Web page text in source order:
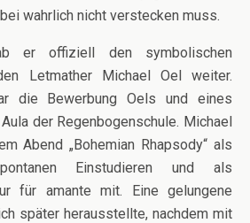
wahrlich nicht verstecken muss.
er offiziell den symbolischen
Letmather Michael Oel weiter.
die Bewerbung Oels und eines
der Regenbogenschule. Michael
Abend „Bohemian Rhapsody“ als
Einstudieren und als
für amante mit. Eine gelungene
später herausstellte, nachdem mit